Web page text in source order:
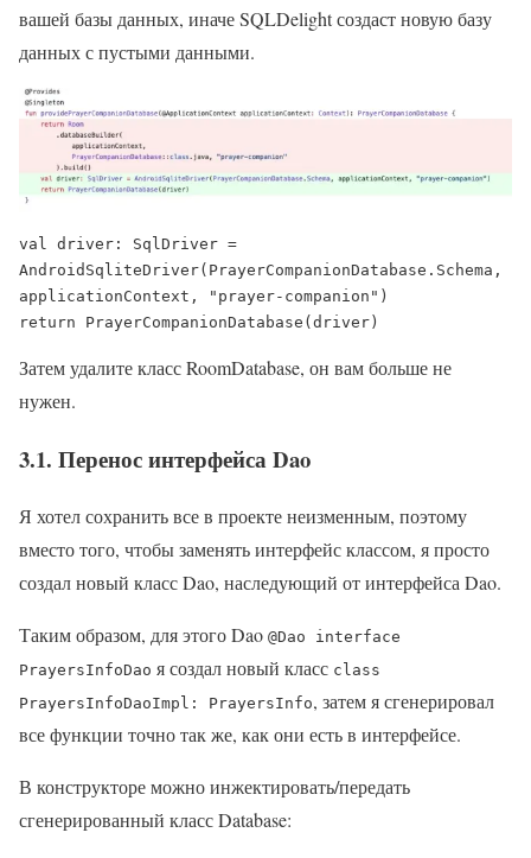
вашей базы данных, иначе SQLDelight создаст новую базу
данных с пустыми данными.
val driver: SqlDriver =
AndroidSqliteDriver(PrayerCompanionDatabase.Schema,
applicationContext, "prayer-companion")
return PrayerCompanionDatabase(driver)
Затем удалите класс RoomDatabase, он вам больше не
нужен.
3.1. Перенос интерфейса Dao
Я хотел сохранить все в проекте неизменным, поэтому
вместо того, чтобы заменять интерфейс классом, я просто
создал новый класс Dao, наследующий от интерфейса Dao.
Таким образом, для этого Dao @Dao interface
PrayersInfoDao я создал новый класс class
PrayersInfoDaoImpl: PrayersInfo, затем я сгенерировал
все функции точно так же, как они есть в интерфейсе.
В конструкторе можно инжектировать/передать
сгенерированный класс Database: